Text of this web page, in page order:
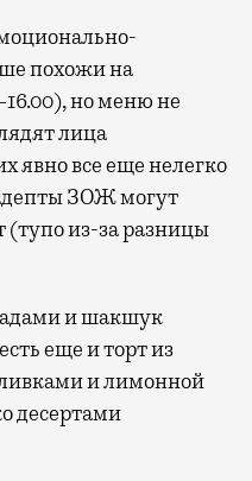
похожи на
но меню не
лица
явно все еще нелегко
ЗОЖ могут
(тупо из-за разницы
и шакшук
еще и торт из
и лимонной
десертами